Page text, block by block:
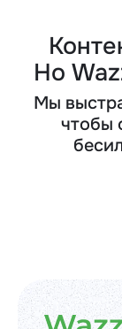
Но
Мы
чтобы